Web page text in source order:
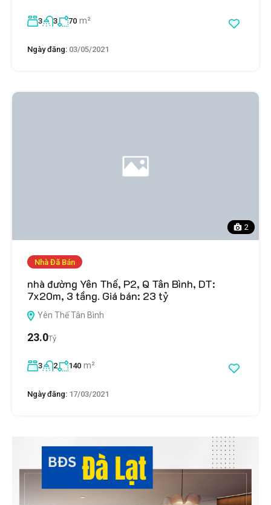
3 3 70 m²
Ngày đăng: 03/05/2021
2
Nhà Đã Bán
nhà đường Yên Thế, P2, Q Tân Bình, DT:
7x20m, 3 tầng. Giá bán: 23 tỷ
Yên Thế Tân Bình
23.0Tỷ
3 2 140 m²
Ngày đăng: 17/03/2021